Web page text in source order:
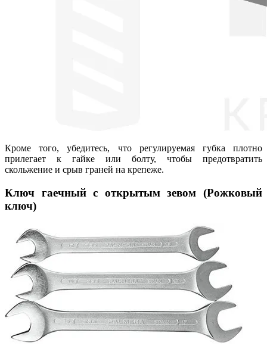
Кроме того, убедитесь, что регулируемая губка плотно
прилегает к гайке или болту, чтобы предотвратить
скольжение и срыв граней на крепеже.
Ключ гаечный с открытым зевом (Рожковый
ключ)